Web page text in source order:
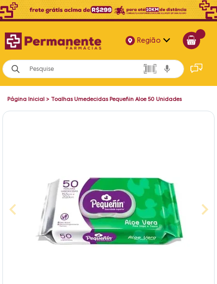
Região
Alagoas
Bahia
Página Inicial > Toalhas Umedecidas Pequeñin Aloe 50 Unidades